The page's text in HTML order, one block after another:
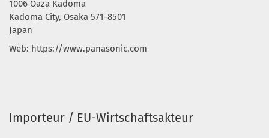
1006 Oaza Kadoma
Kadoma City, Osaka 571-8501
Japan
Web: https://www.panasonic.com
Importeur / EU-Wirtschaftsakteur